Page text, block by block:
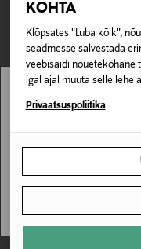
KOHTA
Klõpsates "Luba kõik",
seadmesse salvestada
veebisaidi nõuetekohane
igal ajal muuta selle lehe
Privaatsuspoliitika
mittekleepuva
130718431
Pakendi suurus
75 ml
Normaalsetele
Mattvaha
pakendis kosmeetika-
avamata
E-POE TAGASTUSED
Stockmann pole